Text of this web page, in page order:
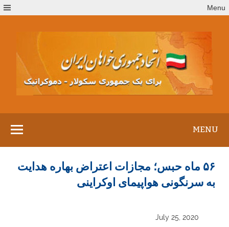
to
Menu
MENU
۵۶ ماه حبس؛ مجازات اعتراض بهاره هدایت
به سرنگونی هواپیمای اوکراینی
July 25, 2020